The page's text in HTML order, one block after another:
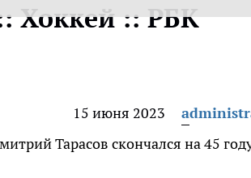
Хоккей :: РБК
15 июня 2023
Тарасов скончался на 45